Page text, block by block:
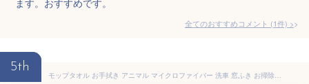
全てのおすすめコメント (1件) >
5th
モップタオル お手拭き アニマル マイクロファイバー 洗車 窓ふき お掃除 おそうじ お掃除モップ もこもこ 大掃除 モップ 洗える 全面モップ かわいい 洗濯可能 便利 水洗い可 4カラー 4タイプ ホワイト ピンク グレー パープル ヴァイオレット